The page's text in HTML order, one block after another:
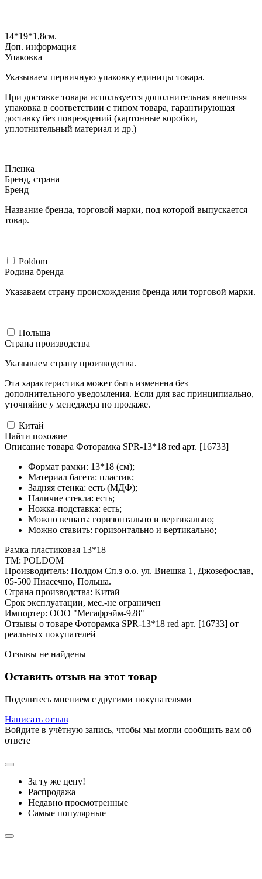
14*19*1,8см.
Доп. информация
Упаковка
Указываем первичную упаковку единицы товара.
При доставке товара используется дополнительная внешняя
упаковка в соответствии с типом товара, гарантирующая
доставку без повреждений (картонные коробки,
уплотнительный материал и др.)
Пленка
Бренд, страна
Бренд
Название бренда, торговой марки, под которой выпускается
товар.
Poldom
Родина бренда
Указаваем страну происхождения бренда или торговой марки.
Польша
Страна производства
Указываем страну производства.
Эта характеристика может быть изменена без
дополнительного уведомления. Если для вас принципиально,
уточняйие у менеджера по продаже.
Китай
Найти похожие
Описание товара Фоторамка SPR-13*18 red арт. [16733]
Формат рамки: 13*18 (см);
Материал багета: пластик;
Задняя стенка: есть (МДФ);
Наличие стекла: есть;
Ножка-подставка: есть;
Можно вешать: горизонтально и вертикально;
Можно ставить: горизонтально и вертикально;
Рамка пластиковая 13*18
ТМ: POLDOM
Производитель: Полдом Сп.з о.о. ул. Виешка 1, Джозефослав,
05-500 Пиасечно, Польша.
Страна производства: Китай
Срок эксплуатации, мес.-не ограничен
Импортер: ООО "Мегафрэйм-928"
Отзывы о товаре Фоторамка SPR-13*18 red арт. [16733] от
реальных покупателей
Отзывы не найдены
Оставить отзыв на этот товар
Поделитесь мнением с другими покупателями
Написать отзыв
Войдите в учётную запись, чтобы мы могли сообщить вам об
ответе
За ту же цену!
Распродажа
Недавно просмотренные
Самые популярные